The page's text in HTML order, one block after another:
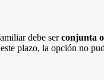
debe serconjunta
plazo, la opción no